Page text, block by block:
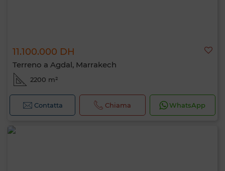
11.100.000 DH
Terreno a Agdal, Marrakech
2200 m²
Contatta Chiama WhatsApp